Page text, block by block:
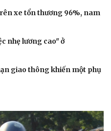
xe tổn thương 96%, nam
nhẹ lương cao" ở
giao thông khiến một phụ